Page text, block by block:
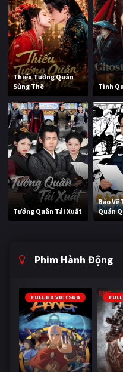
Thiếu Tướng Quân
Sủng Thê
Tình
Tướng Quân Tái Xuất
Bảo Vệ
Quán
Phim Hành Động
FULL HD VIETSUB